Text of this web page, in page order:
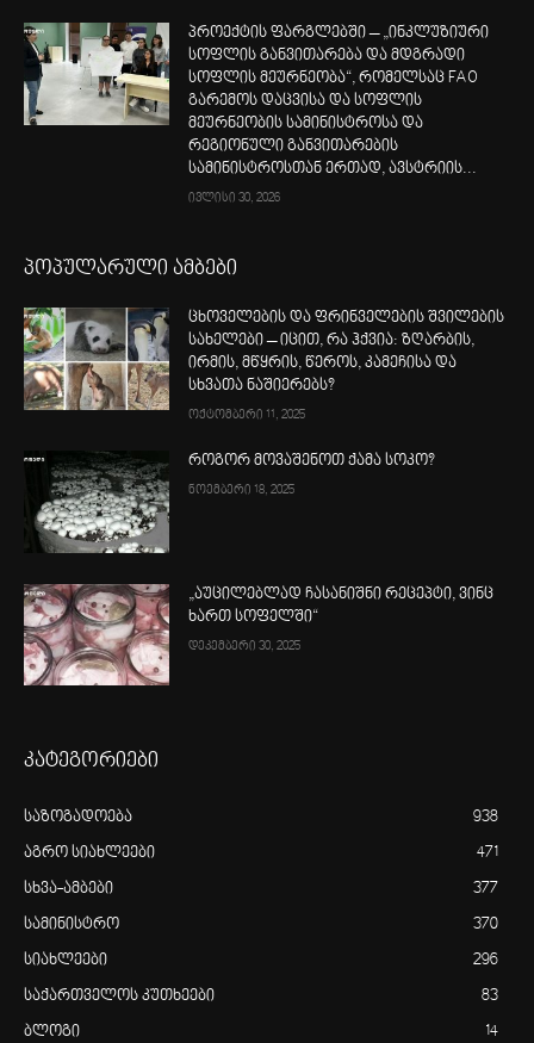
პროექტის ფარგლებში – „ინკლუზიური
სოფლის განვითარება და მდგრადი
სოფლის მეურნეობა“, რომელსაც FAO
გარემოს დაცვისა და სოფლის
მეურნეობის სამინისტროსა და
რეგიონული განვითარების
სამინისტროსთან ერთად, ავსტრიის...
ივლისი 30, 2026
პოპულარული ამბები
ცხოველების და ფრინველების შვილების
სახელები – იცით, რა ჰქვია: ზღარბის,
ირმის, მწყრის, წეროს, კამეჩისა და
სხვათა ნაშიერებს?
ოქტომბერი 11, 2025
როგორ მოვაშენოთ ქამა სოკო?
ნოემბერი 18, 2025
„აუცილებლად ჩასანიშნი რეცეპტი, ვინც
ხართ სოფელში“
დეკემბერი 30, 2025
კატეგორიები
საზოგადოება 938
აგრო სიახლეები 471
სხვა-ამბები 377
სამინისტრო 370
სიახლეები 296
საქართველოს კუთხეები 83
ბლოგი 14